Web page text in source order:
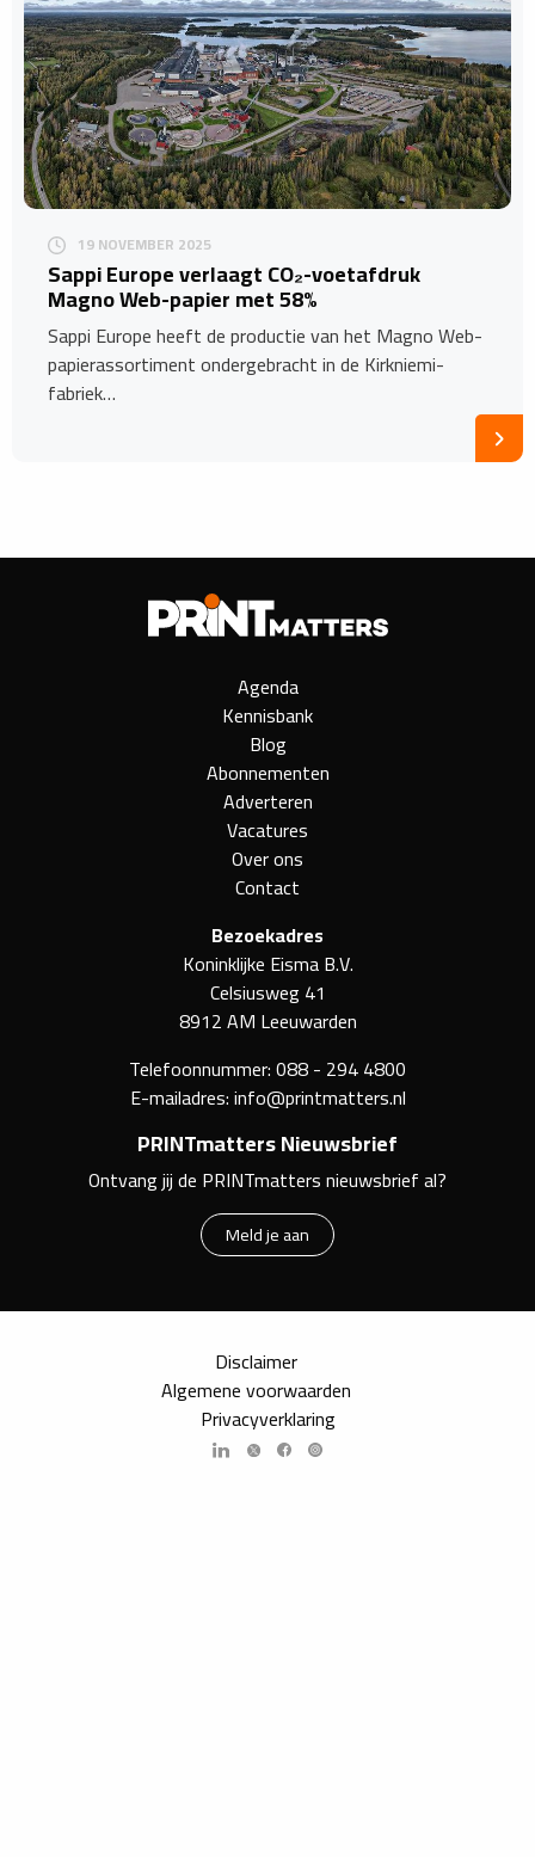
19 NOVEMBER 2025
Sappi Europe verlaagt CO₂-voetafdruk
Magno Web-papier met 58%
Sappi Europe heeft de productie van het Magno Web-
papierassortiment ondergebracht in de Kirkniemi-
fabriek…
Agenda
Kennisbank
Blog
Abonnementen
Adverteren
Vacatures
Over ons
Contact
Bezoekadres
Koninklijke Eisma B.V.
Celsiusweg 41
8912 AM Leeuwarden
Telefoonnummer:088 - 294 4800
E-mailadres:info@printmatters.nl
PRINTmatters Nieuwsbrief
Ontvang jij de PRINTmatters nieuwsbrief al?
Meld je aan
Disclaimer
Algemene voorwaarden
Privacyverklaring